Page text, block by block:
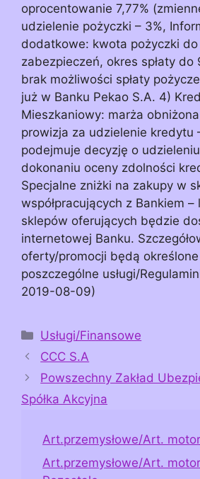
oprocentowanie 7,77%
udzielenie pożyczki – 3%,
dodatkowe: kwota pożyczki
zabezpieczeń, okres spłaty do
brak możliwości spłaty
już w Banku Pekao S.A. 4)
Mieszkaniowy: marża
prowizja za udzielenie kredytu
podejmuje decyzję o
dokonaniu oceny zdolności
Specjalne zniżki na zakupy w
współpracujących z Bankiem –
sklepów oferujących będzie
internetowej Banku.
oferty/promocji będą
poszczególne usługi/
2019-08-09)
Kategorie
Usługi/Finansowe
CCC S.A
Powszechny Zakład
Spółka Akcyjna
Art.przemysłowe/Art.
Art.przemysłowe/Art.